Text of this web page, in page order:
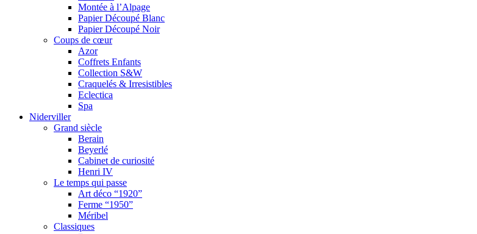
Montée à l’Alpage
Papier Découpé Blanc
Papier Découpé Noir
Coups de cœur
Azor
Coffrets Enfants
Collection S&W
Craquelés & Irresistibles
Eclectica
Spa
Niderviller
Grand siècle
Berain
Beyerlé
Cabinet de curiosité
Henri IV
Le temps qui passe
Art déco “1920”
Ferme “1950”
Méribel
Classiques